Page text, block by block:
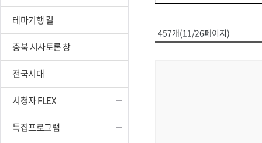
옥천
테마기행 길
충북 시사토론 창
전국시대
시청자 FLEX
특집프로그램
457개(11/26페이지)